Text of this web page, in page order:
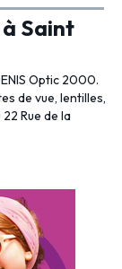
Saint
Optic 2000.
de vue, lentilles,
Rue de la